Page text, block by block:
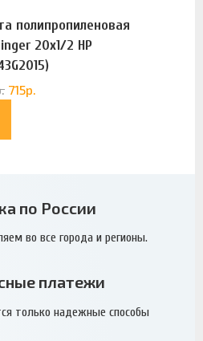
полипропиленовая
20х1/2 НР
715р.
по России
во все города и регионы.
платежи
только надежные способы